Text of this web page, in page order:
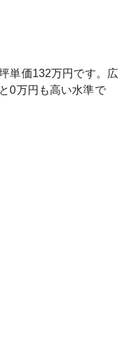
単価132万円です。
広
0万円も高い水準で